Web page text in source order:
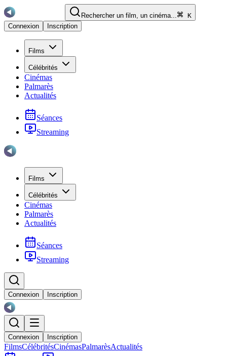
Rechercher un film, un cinéma...
K
Connexion
Inscription
Films
Célébrités
Cinémas
Palmarès
Actualités
Séances
Streaming
Films
Célébrités
Cinémas
Palmarès
Actualités
Séances
Streaming
Connexion Inscription
Connexion Inscription
FilmsCélébritésCinémasPalmarèsActualités